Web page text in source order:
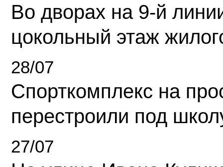
Во дворах на 9-й
цокольный этаж
28/07
Спорткомплекс на
перестроили под
27/07